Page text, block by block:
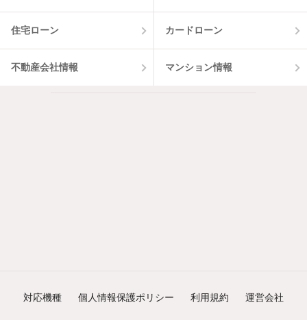
住宅ローン カードローン
不動産会社情報 マンション情報
対応機種 個人情報保護ポリシー 利用規約 運営会社